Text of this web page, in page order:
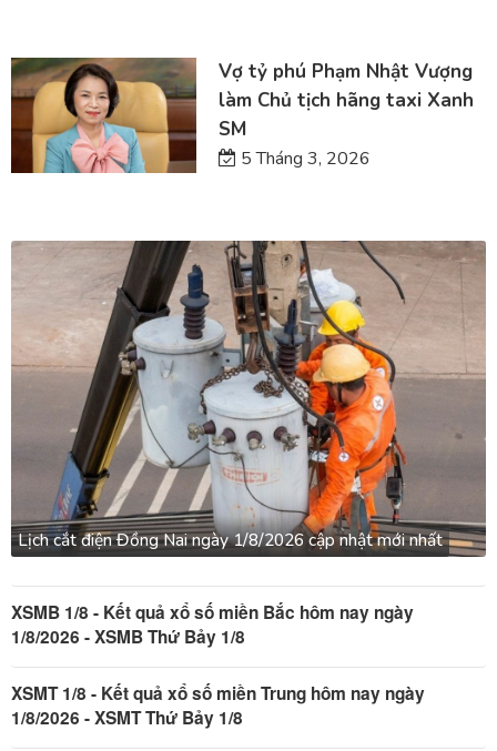
Vợ tỷ phú Phạm Nhật Vượng
làm Chủ tịch hãng taxi Xanh
SM
5 Tháng 3, 2026
Lịch cắt điện Đồng Nai ngày 1/8/2026 cập nhật mới nhất
XSMB 1/8 - Kết quả xổ số miền Bắc hôm nay ngày
1/8/2026 - XSMB Thứ Bảy 1/8
XSMT 1/8 - Kết quả xổ số miền Trung hôm nay ngày
1/8/2026 - XSMT Thứ Bảy 1/8